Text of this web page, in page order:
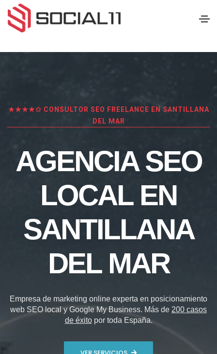
★★★★✩ CONSULTOR SEO FREELANCE EN SANTILLANA
DEL MAR
AGENCIA SEO
LOCAL EN
SANTILLANA
DEL MAR
Empresa de marketing online experta en posicionamiento
web SEO local y Google My Business. Más de 200 casos
de éxitopor toda España.